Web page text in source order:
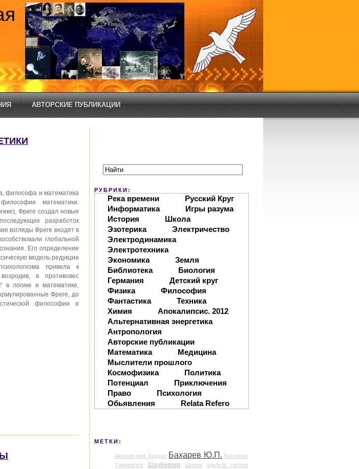
АВТОРСКИЕ ПУБЛИКАЦИИ
философа и математика
математики.
Фреге создал новые
разработок
взгляды Фреге входят в
глобальной
Его определение
модель редукции
привела к
в противовес
в логике и математике,
Фреге, до
философии и
РУБРИКИ:
Река времени
Русский Круг
Информатика
Игры разума
История
Школа
Эзотерика
Электричество
Электродинамика
Электротехника
Экономика
Земля
Библиотека
Биология
Германия
Детский круг
Физика
Философия
Фантастика
Техника
Химия
Апокалипсис. 2012
Альтернативная энергетика
Антропология
Авторские публикации
Математика
Медицина
Мыслители прошлого
Космофизика
Политика
Потенциал
Приключения
Право
Психология
Обьявления
Relata Refero
МЕТКИ:
Акимов Аюр Кирусс Бахарев Ю.П. Кастерин
Тимирязев
Шаубергер Шипов
адольф гитлер